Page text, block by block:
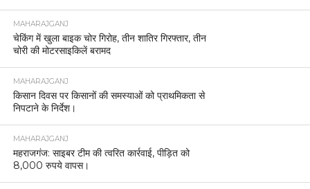
MAHARAJGANJ
चेकिंग में खुला बाइक चोर गिरोह, तीन शातिर गिरफ्तार, तीन
चोरी की मोटरसाइकिलें बरामद
MAHARAJGANJ
किसान दिवस पर किसानों की समस्याओं को प्राथमिकता से
निपटाने के निर्देश।
MAHARAJGANJ
महराजगंज: साइबर टीम की त्वरित कार्रवाई, पीड़ित को
8,000 रुपये वापस।